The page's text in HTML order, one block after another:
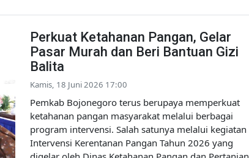
Perkuat Ketahanan Pangan, Gelar
Pasar Murah dan Beri Bantuan Gizi
Balita
Kamis, 18 Juni 2026 17:00
Pemkab Bojonegoro terus berupaya memperkuat
ketahanan pangan masyarakat melalui berbagai
program intervensi. Salah satunya melalui kegiatan
Intervensi Kerentanan Pangan Tahun 2026 yang